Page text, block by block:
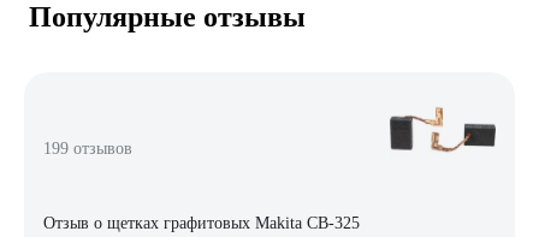
Популярные отзывы
199 отзывов
Отзыв о щетках графитовых Makita CB-325